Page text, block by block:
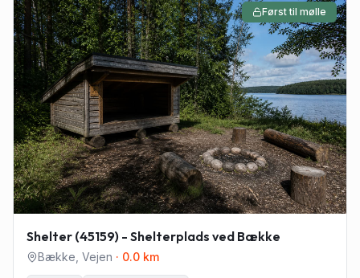
Først til mølle
Shelter (45159) - Shelterplads ved Bække
Bække Vejen · 0.0 km